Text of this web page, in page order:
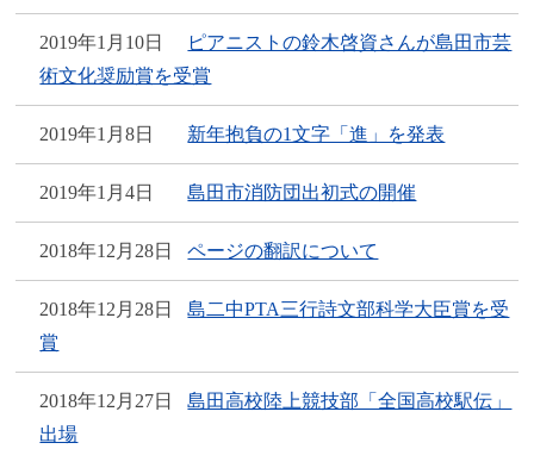
2019年1月10日
ピアニストの鈴木啓資さんが島田市芸
術文化奨励賞を受賞
2019年1月8日 新年抱負の1文字「進」を発表
2019年1月4日 島田市消防団出初式の開催
2018年12月28日 ページの翻訳について
2018年12月28日
島二中PTA三行詩文部科学大臣賞を受
賞
2018年12月27日
島田高校陸上競技部「全国高校駅伝」
出場